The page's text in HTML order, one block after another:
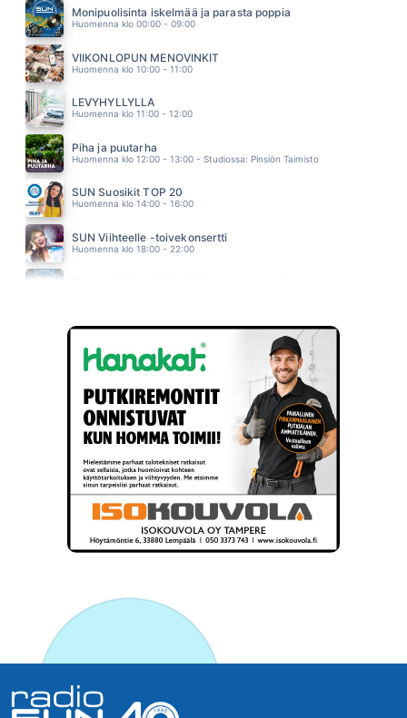
FINNTWIST
08.49
KAIJA KOO
08.45
Monipuolisinta iskelmää ja parasta poppia
Huomenna klo 00:00 - 09:00
VIIKONLOPUN MENOVINKIT
Huomenna klo 10:00 - 11:00
LEVYHYLLYLLÄ
Huomenna klo 11:00 - 12:00
Piha ja puutarha
Huomenna klo 12:00 - 13:00 - Studiossa: Pinsiön Taimisto
SUN Suosikit TOP 20
Huomenna klo 14:00 - 16:00
SUN Viihteelle -toivekonsertti
Huomenna klo 18:00 - 22:00